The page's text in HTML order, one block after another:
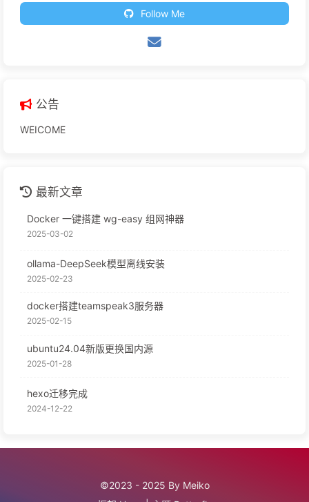
Follow Me
公告
WEICOME
最新文章
Docker 一键搭建 wg-easy 组网神器
2025-03-02
ollama-DeepSeek模型离线安装
2025-02-23
docker搭建teamspeak3服务器
2025-02-15
ubuntu24.04新版更换国内源
2025-01-28
hexo迁移完成
2024-12-22
©2023 - 2025 By Meiko